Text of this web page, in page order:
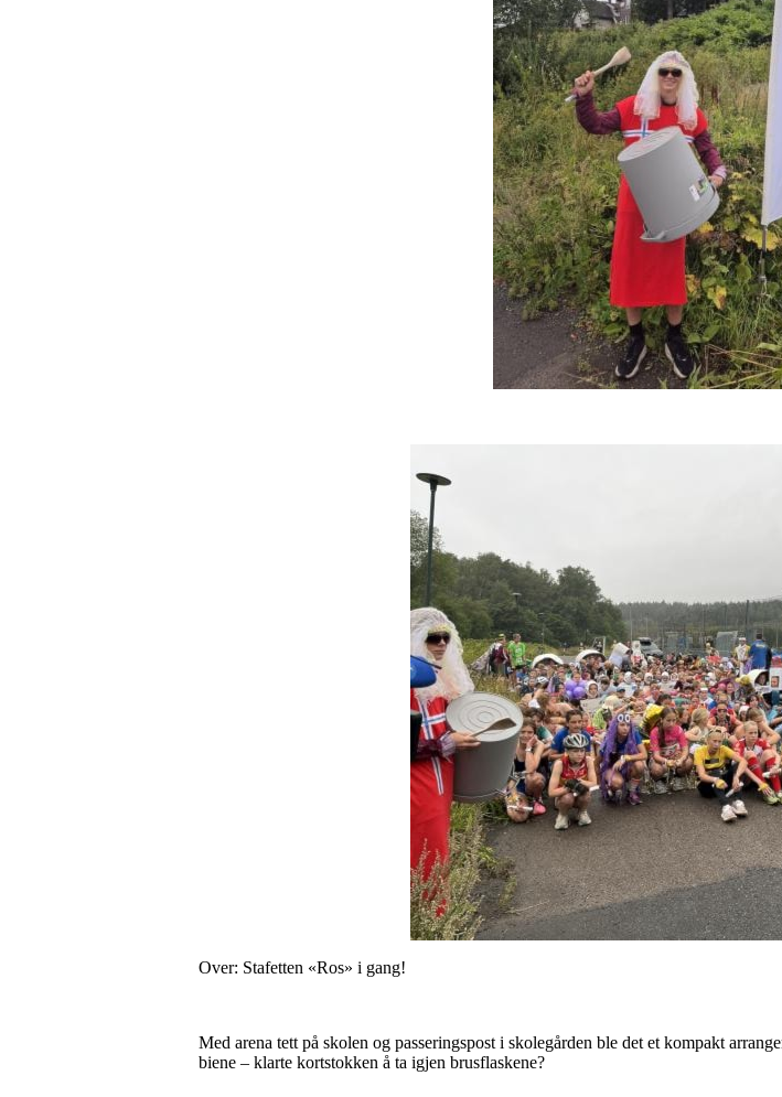
Over: Stafetten «Ros» i gang!
Med arena tett på skolen og passeringspost i skolegården ble det et kompakt
biene – klarte kortstokken å ta igjen brusflaskene?